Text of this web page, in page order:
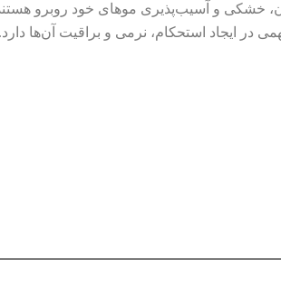
و آسیب‌پذیری موهای خود روبرو هستند.
ایجاد استحکام، نرمی و براقیت آن‌ها دارد.